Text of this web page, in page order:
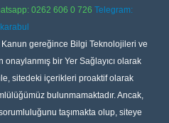
0262 606 0 726 Telegram:
Kanun gereğince Bilgi Teknolojileri ve
onaylanmış bir Yer Sağlayıcı olarak
sitedeki içerikleri proaktif olarak
bulunmamaktadır. Ancak,
taşımakta olup, siteye